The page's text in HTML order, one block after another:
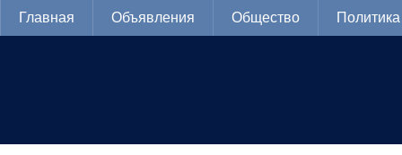
Главная Объявления Общество Политика